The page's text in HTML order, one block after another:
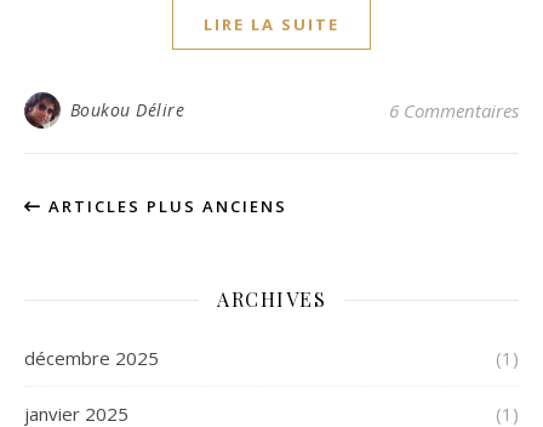
LIRE LA SUITE
Boukou Délire 6 Commentaires
ARTICLES PLUS ANCIENS
ARCHIVES
décembre 2025 (1)
janvier 2025 (1)